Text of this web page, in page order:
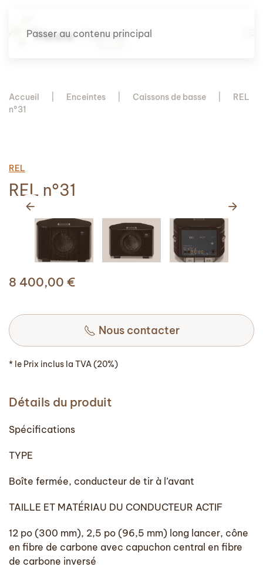
Passer au contenu principal
Accueil Enceintes Caissons de basse
REL
n°31
REL
REL n°31
8 400,00 €
Nous contacter
* le Prix inclus la TVA (20%)
Détails du produit
Spécifications
TYPE
Boîte fermée, conducteur de tir à l’avant
TAILLE ET MATÉRIAU DU CONDUCTEUR ACTIF
12 po (300 mm), 2,5 po (96,5 mm) long lancer, cône
en fibre de carbone avec capuchon central en fibre
de carbone inversé